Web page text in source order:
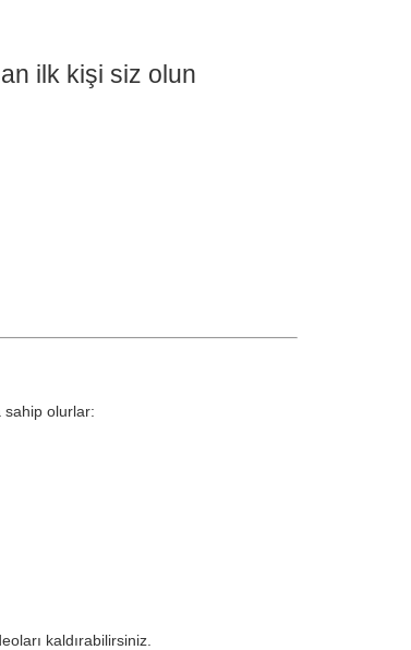
ilk kişi siz olun
sahip olurlar:
kaldırabilirsiniz.